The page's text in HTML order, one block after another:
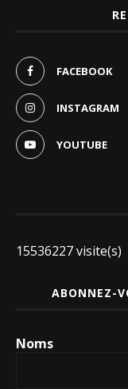
FACEBOOK
INSTAGRAM
YOUTUBE
15536227 visite(s)
ABONNEZ-
Noms